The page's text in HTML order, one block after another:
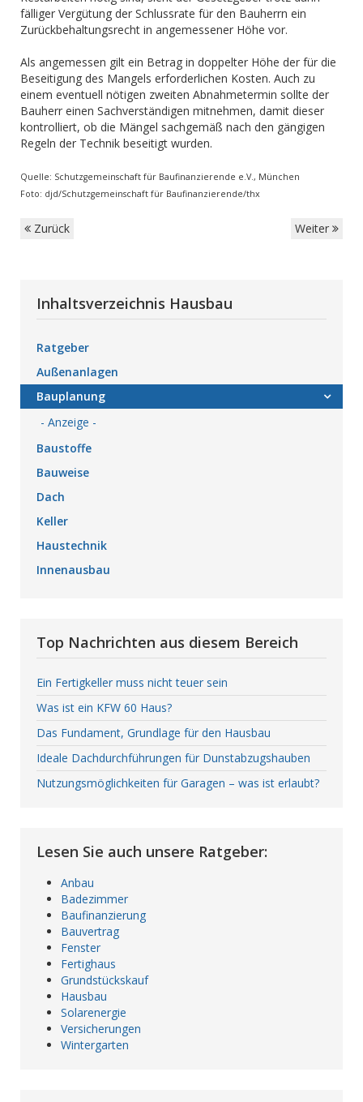
fälliger Vergütung der Schlussrate für den Bauherrn ein
Zurückbehaltungsrecht in angemessener Höhe vor.
Als angemessen gilt ein Betrag in doppelter Höhe der für die
Beseitigung des Mangels erforderlichen Kosten. Auch zu
einem eventuell nötigen zweiten Abnahmetermin sollte der
Bauherr einen Sachverständigen mitnehmen, damit dieser
kontrolliert, ob die Mängel sachgemäß nach den gängigen
Regeln der Technik beseitigt wurden.
Quelle: Schutzgemeinschaft für Baufinanzierende e.V., München
Foto: djd/Schutzgemeinschaft für Baufinanzierende/thx
Zurück Weiter
Inhaltsverzeichnis Hausbau
Ratgeber
Außenanlagen
Bauplanung
- Anzeige -
Baustoffe
Bauweise
Dach
Keller
Haustechnik
Innenausbau
Top Nachrichten aus diesem Bereich
Ein Fertigkeller muss nicht teuer sein
Was ist ein KFW 60 Haus?
Das Fundament, Grundlage für den Hausbau
Ideale Dachdurchführungen für Dunstabzugshauben
Nutzungsmöglichkeiten für Garagen – was ist erlaubt?
Lesen Sie auch unsere Ratgeber:
Anbau
Badezimmer
Baufinanzierung
Bauvertrag
Fenster
Fertighaus
Grundstückskauf
Hausbau
Solarenergie
Versicherungen
Wintergarten